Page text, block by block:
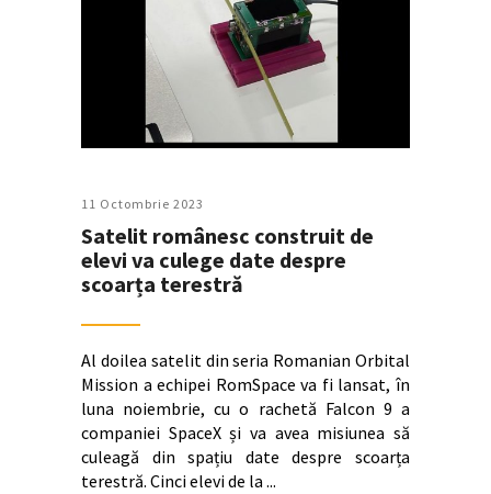
11 Octombrie 2023
Satelit românesc construit de
elevi va culege date despre
scoarța terestră
Al doilea satelit din seria Romanian Orbital
Mission a echipei RomSpace va fi lansat, în
luna noiembrie, cu o rachetă Falcon 9 a
companiei SpaceX și va avea misiunea să
culeagă din spațiu date despre scoarța
terestră. Cinci elevi de la